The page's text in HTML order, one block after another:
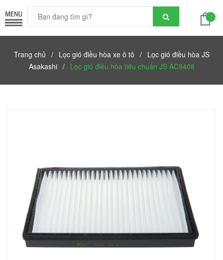
Trang chủ / Lọc gió điều hòa xe ô tô / Lọc gió điều hòa JS
Asakashi / Lọc gió điều hòa tiêu chuẩn JS AC9408